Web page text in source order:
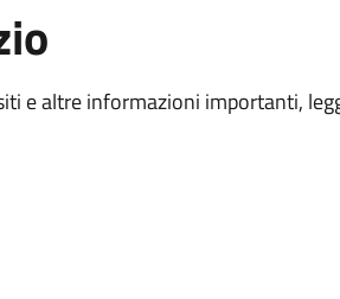
e altre informazioni importanti,